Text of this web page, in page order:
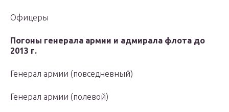
Офицеры
Погоны генерала армии и адмирала флота до
2013 г.
Генерал армии (повседневный)
Генерал армии (полевой)